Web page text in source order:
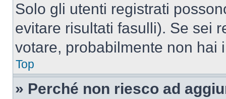
Solo gli utenti registrati
evitare risultati fasulli). Se sei
votare, probabilmente non hai
Top
» Perché non riesco ad